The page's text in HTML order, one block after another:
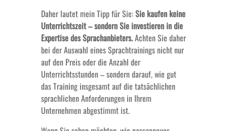
Daher lautet mein Tipp für Sie:Sie kaufen keine
Unterrichtszeit – sondern Sie investieren in die
Expertise des Sprachanbieters.Achten Sie daher
bei der Auswahl eines Sprachtrainings nicht nur
auf den Preis oder die Anzahl der
Unterrichtsstunden – sondern darauf, wie gut
das Training insgesamt auf die tatsächlichen
sprachlichen Anforderungen in Ihrem
Unternehmen abgestimmt ist.